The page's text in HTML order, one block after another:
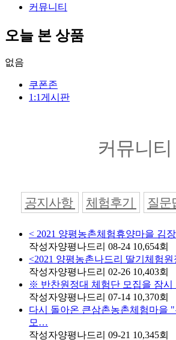
커뮤니티
오늘 본 상품
없음
쿠폰존
1:1게시판
커뮤니티
공지사항 체험후기 질문
< 2021 양평농촌체험휴양마을 김
작성자양평나드리 08-24 10,654회
<2021 양평농촌나드리 딸기체험
작성자양평나드리 02-26 10,403회
※ 반찬원정대 체험단 모집을 잠
작성자양평나드리 07-14 10,370회
다시 돌아온 큰삼촌농촌체험마을
모…
작성자양평나드리 09-21 10,345회